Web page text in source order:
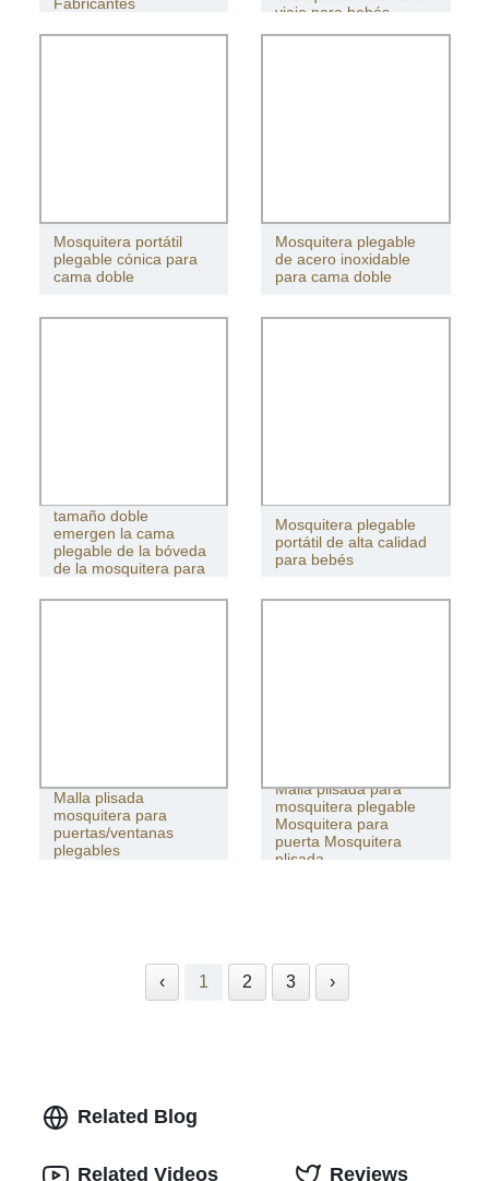
viaje para bebés
Mosquitera portátil
plegable cónica para
cama doble
Mosquitera plegable
de acero inoxidable
para cama doble
tamaño doble
emergen la cama
plegable de la bóveda
de la mosquitera para
Mosquitera plegable
portátil de alta calidad
para bebés
Malla plisada
mosquitera para
puertas/ventanas
plegables
Malla plisada para
mosquitera plegable
Mosquitera para
puerta Mosquitera
plisada
‹ 1 2 3 ›
Related Blog
Related Videos Reviews